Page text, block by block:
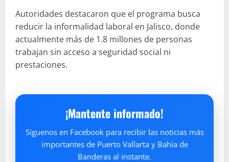
Autoridades destacaron que el programa busca
reducir la informalidad laboral en Jalisco, donde
actualmente más de 1.8 millones de personas
trabajan sin acceso a seguridad social ni
prestaciones.
¡Mantente informado!
Síguenos en Facebook para recibir las noticias más
importantes de Puerto Vallarta y Bahía de
Banderas al instante.